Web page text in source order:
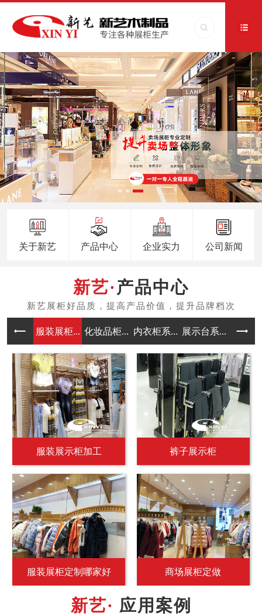
关于新艺 产品中心 企业实力 公司新闻
产品中心
服装展柜... 化妆品柜... 内衣柜系... 展示台系... 中岛
服装展示柜加工 裤子展示柜
服装展柜定制哪家好 商场展柜定做
应用案例